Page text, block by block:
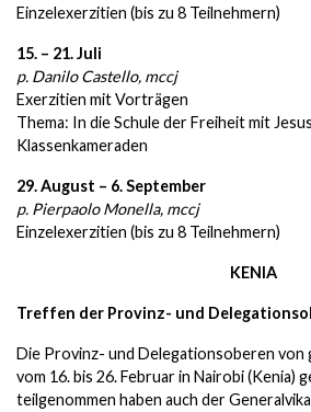
Einzelexerzitien (bis zu 8 Teilnehmern)
15. – 21. Juli
p. Danilo Castello, mccj
Exerzitien mit Vorträgen
Thema: In die Schule der Freiheit mit
Klassenkameraden
29. August – 6. September
p. Pierpaolo Monella, mccj
Einzelexerzitien (bis zu 8 Teilnehmern)
KENIA
Treffen der Provinz- und
Die Provinz- und Delegationsoberen von
vom 16. bis 26. Februar in Nairobi (Kenia)
teilgenommen haben auch der